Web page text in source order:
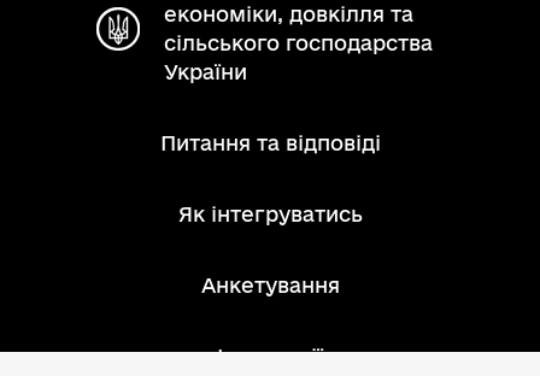
економіки, довкілля та
сільського господарства
України
Питання та відповіді
Як інтегруватись
Анкетування
Інструкції